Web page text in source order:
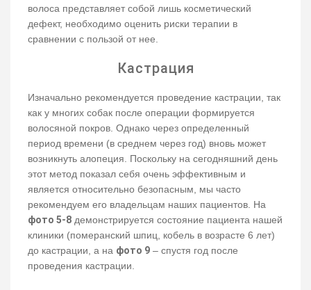
волоса представляет собой лишь косметический
дефект, необходимо оценить риски терапии в
сравнении с пользой от нее.
Кастрация
Изначально рекомендуется проведение кастрации, так
как у многих собак после операции формируется
волосяной покров. Однако через определенный
период времени (в среднем через год) вновь может
возникнуть алопеция. Поскольку на сегодняшний день
этот метод показал себя очень эффективным и
является относительно безопасным, мы часто
рекомендуем его владельцам наших пациентов. На
фото 5-8 демонстрируется состояние пациента нашей
клиники (померанский шпиц, кобель в возрасте 6 лет)
до кастрации, а на фото 9 – спустя год после
проведения кастрации.